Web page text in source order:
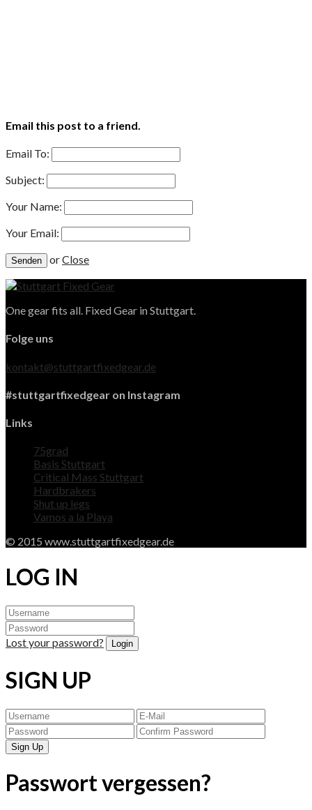
Email this post to a friend.
Email To:
Subject:
Your Name:
Your Email:
orClose
One gear fits all. Fixed Gear in Stuttgart.
Folge uns
kontakt@stuttgartfixedgear.de
#stuttgartfixedgear on Instagram
Links
75grad
Basis Stuttgart
Critical Mass Stuttgart
Hardbrakers
Shut up legs
Vamos a la Playa
© 2015 www.stuttgartfixedgear.de
LOG IN
Lost your password?
SIGN UP
Passwort vergessen?